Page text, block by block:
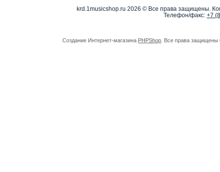
krd.1musicshop.ru 2026 © Все права защищены.
Телефон/факс: +7
Создание Интернет-магазина PHPShop . Все права защищены